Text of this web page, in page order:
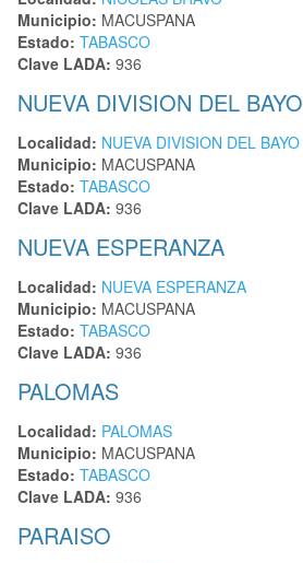
Municipio: MACUSPANA
Estado: TABASCO
Clave LADA: 936
NUEVA DIVISION DEL BAYO
Localidad: NUEVA DIVISION DEL BAYO
Municipio: MACUSPANA
Estado: TABASCO
Clave LADA: 936
NUEVA ESPERANZA
Localidad: NUEVA ESPERANZA
Municipio: MACUSPANA
Estado: TABASCO
Clave LADA: 936
PALOMAS
Localidad: PALOMAS
Municipio: MACUSPANA
Estado: TABASCO
Clave LADA: 936
PARAISO